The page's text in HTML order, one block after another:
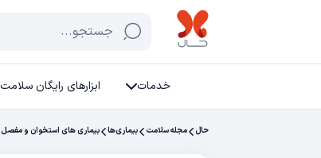
جستجو...
خدمات ابزارهای رایگان سلامت
حال مجله سلامت بیماری‌ها بیماری های استخوان و مفصل